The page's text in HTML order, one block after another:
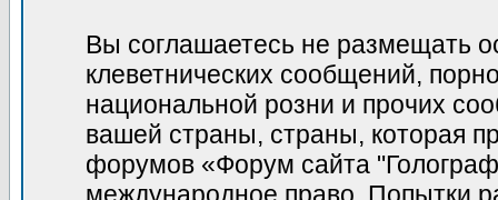
Вы соглашаетесь не размещать
клеветнических сообщений,
национальной розни и прочих
вашей страны, страны, которая
форумов «Форум сайта